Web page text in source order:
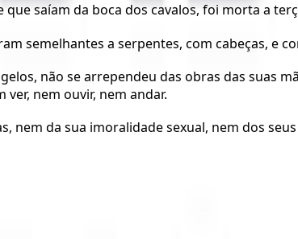
saíam da boca dos cavalos, foi morta a
semelhantes a serpentes, com cabeças, e
não se arrependeu das obras das suas
nem ouvir, nem andar.
nem da sua imoralidade sexual, nem dos